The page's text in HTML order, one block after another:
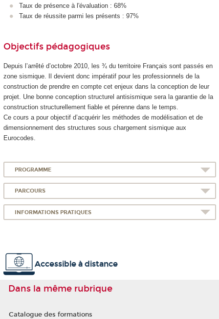
Taux de présence à l'évaluation : 68%
Taux de réussite parmi les présents : 97%
Objectifs pédagogiques
Depuis l’arrêté d’octobre 2010, les ¾ du territoire Français sont passés en
zone sismique. Il devient donc impératif pour les professionnels de la
construction de prendre en compte cet enjeux dans la conception de leur
projet. Une bonne conception structurel antisismique sera la garantie de la
construction structurellement fiable et pérenne dans le temps.
Ce cours a pour objectif d’acquérir les méthodes de modélisation et de
dimensionnement des structures sous chargement sismique aux
Eurocodes.
PROGRAMME
PARCOURS
INFORMATIONS PRATIQUES
Accessible à distance
Dans la même rubrique
Catalogue des formations